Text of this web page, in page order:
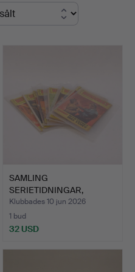
SAMLING
SERIETIDNINGAR,
HELGONET, 15 DELAR.
Klubbades 10 jun 2026
1 bud
32 USD